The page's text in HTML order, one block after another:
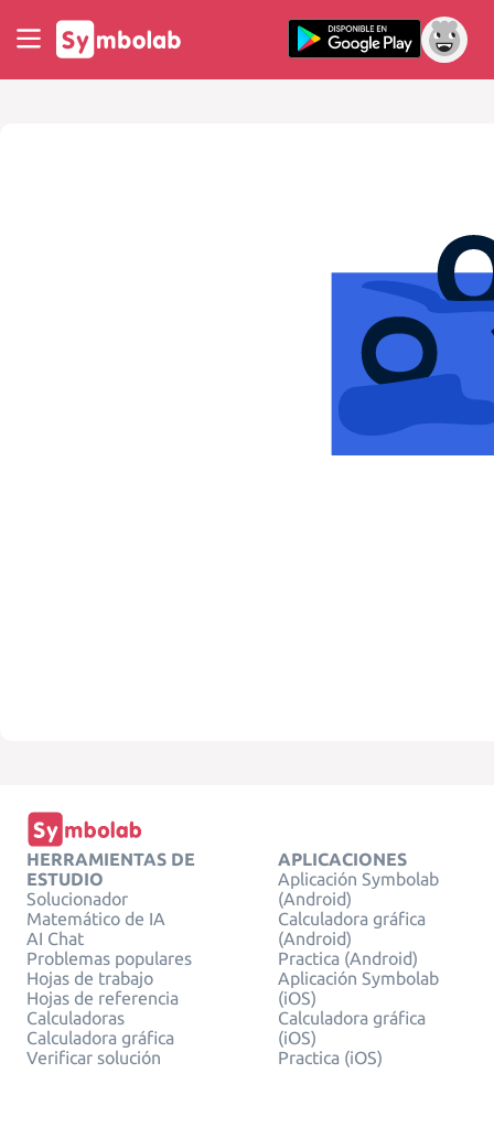
HERRAMIENTAS DE
ESTUDIO
Solucionador
Matemático de IA
AI Chat
Problemas populares
Hojas de trabajo
Hojas de referencia
Calculadoras
Calculadora gráfica
Verificar solución
APLICACIONES
Aplicación Symbolab
(Android)
Calculadora gráfica
(Android)
Practica (Android)
Aplicación Symbolab
(iOS)
Calculadora gráfica
(iOS)
Practica (iOS)